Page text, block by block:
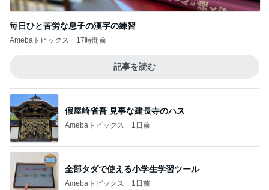
毎日ひと苦労な息子の漢字の練習
Amebaトピックス 17時間前
記事を読む
假屋崎省吾 見事な建長寺のハス
Amebaトピックス 1日前
全部タダで使える小学生学習ツール
Amebaトピックス 1日前